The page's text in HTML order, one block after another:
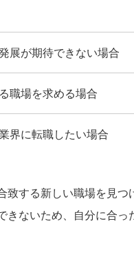
展が期待できない場合
職場を求める場合
界に転職したい場合
する新しい職場を見つ
きないため、自分に合っ